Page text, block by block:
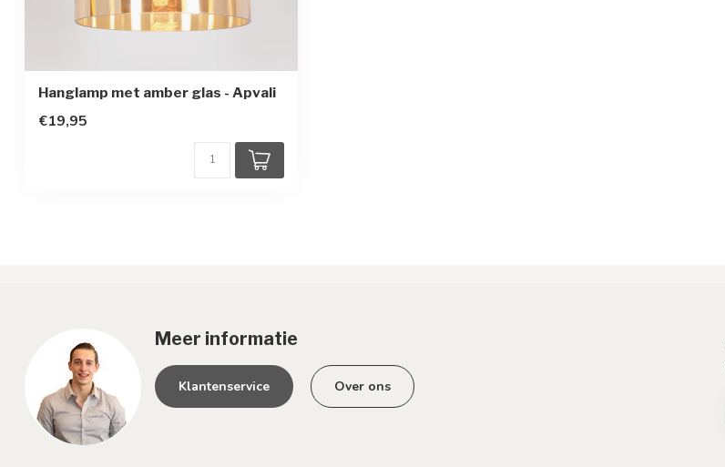
Hanglamp met amber glas - Apvali
€19,95
Meer informatie
Klantenservice Over ons